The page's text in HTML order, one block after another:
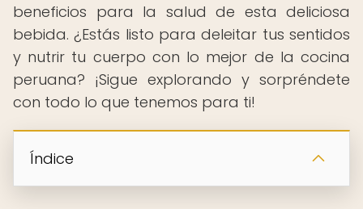
beneficios para la salud de esta deliciosa
bebida. ¿Estás listo para deleitar tus sentidos
y nutrir tu cuerpo con lo mejor de la cocina
peruana? ¡Sigue explorando y sorpréndete
con todo lo que tenemos para ti!
Índice